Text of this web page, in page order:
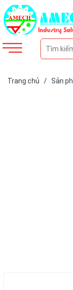
Trang chủ / Sản